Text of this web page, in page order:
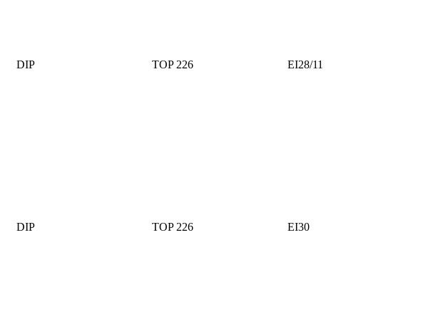
DIP TOP 226 ЕI28/11
DIP TOP 226 ЕI30